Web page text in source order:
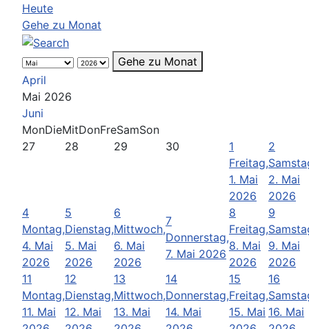
Heute
Gehe zu Monat
Gehe zu Monat
April
Mai 2026
Juni
MonDieMitDonFreSamSon
27
28 29 30
1
Freitag,
1. Mai
2026
2
2. Mai
2026
4
Montag,
4. Mai
2026
5
Dienstag,
5. Mai
2026
6
Mittwoch,
6. Mai
2026
7
Donnerstag,
7. Mai 2026
8
Freitag,
8. Mai
2026
9
9. Mai
2026
11
Montag,
11. Mai
12
Dienstag,
12. Mai
13
Mittwoch,
13. Mai
14
Donnerstag,
14. Mai
15
Freitag,
15. Mai
16
16. Mai